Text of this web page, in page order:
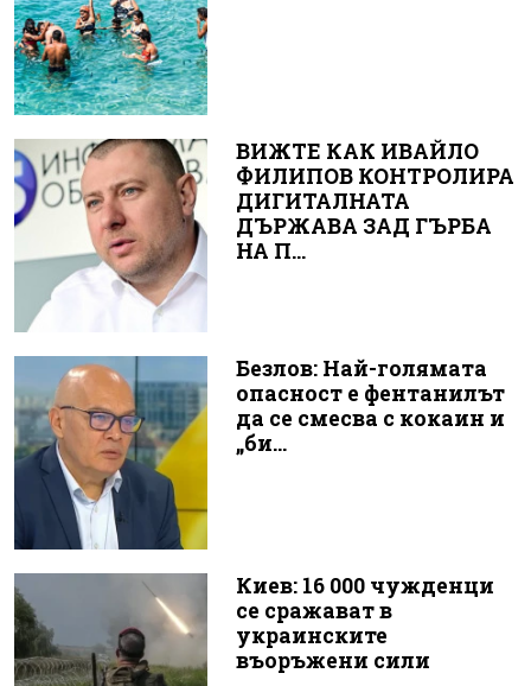
ВИЖТЕ КАК ИВАЙЛО
ФИЛИПОВ КОНТРОЛИРА
ДИГИТАЛНАТА
ДЪРЖАВА ЗАД ГЪРБА
НА П...
Безлов: Най-голямата
опасност е фентанилът
да се смесва с кокаин и
„би...
Киев: 16 000 чужденци
се сражават в
украинските
въоръжени сили